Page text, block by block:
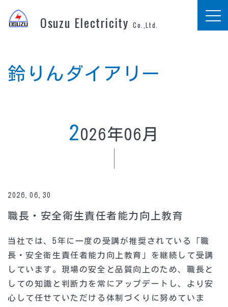
Osuzu Electricity Co.,Ltd.
鈴りんダイアリー
2026年06月
2026.06.30
職長・安全衛生責任者能力向上教育
当社では、5年に一度の受講が推奨されている「職
長・安全衛生責任者能力向上教育」を継続して受講
しています。現場の安全と品質向上のため、職長と
しての知識と判断力を常にアップデートし、より安
心して任せていただける体制づくりに努めていま